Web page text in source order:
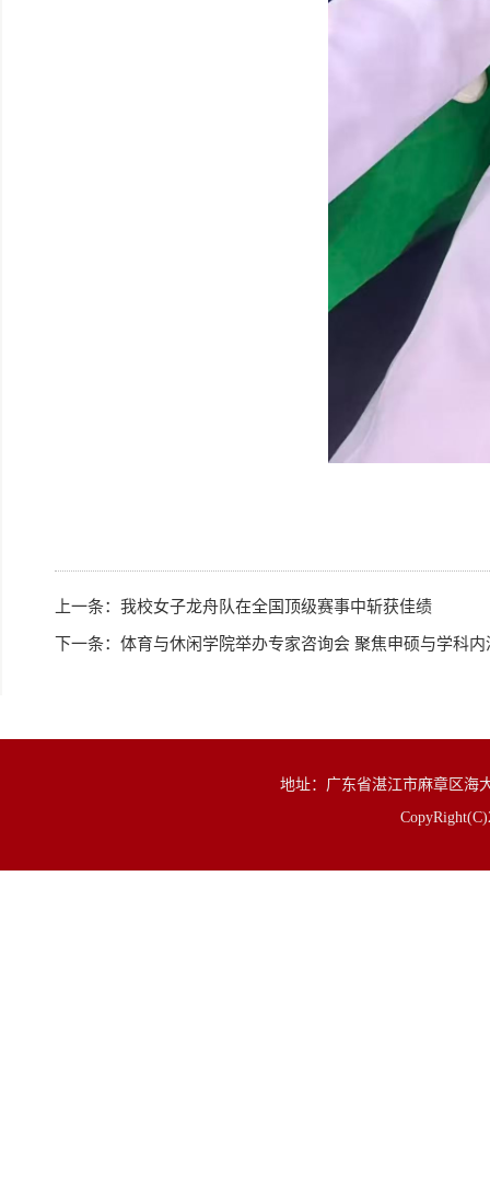
上一条： 我校女子龙舟队在全国顶级赛事中斩获佳绩
下一条： 体育与休闲学院举办专家咨询会 聚焦申硕与学科内
地址：广东省湛江市麻章区海